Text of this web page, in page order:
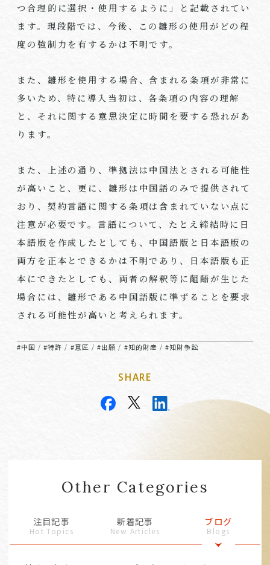
つ合理的に選択・使用するように」と記載されてい
ます。現段階では、今後、この雛形の使用がどの程
度の強制力を有するかは不明です。
また、雛形を使用する場合、含まれる条項が非常に
多いため、特に導入当初は、各条項の内容の理解
と、それに関する意思決定に時間を要する恐れがあ
ります。
また、上述の通り、準拠法は中国法とされる可能性
が高いこと、更に、雛形は中国語のみで提供されて
おり、契約言語に関する条項は含まれていない点に
注意が必要です。言語について、たとえ締結時に日
本語版を作成したとしても、中国語版と日本語版の
両方を正本とできるかは不明であり、日本語版も正
本にできたとしても、両者の解釈等に齟齬が生じた
場合には、雛形である中国語版に準ずることを要求
される可能性が高いと考えられます。
#中国 /#特許 / #意匠 /#出願 / #知的財産 /#知財争訟
SHARE
Other Categories
注目記事
Hot Topics
新着記事
New Articles
ブログ
Blogs